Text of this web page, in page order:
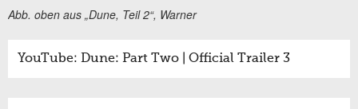
Abb. oben aus „Dune, Teil 2“, Warner
YouTube: Dune: Part Two | Official Trailer 3